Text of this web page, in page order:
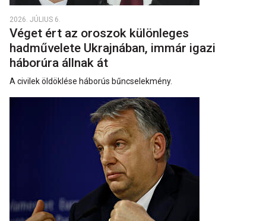
2026. JÚLIUS 6.
Véget ért az oroszok különleges
hadművelete Ukrajnában, immár igazi
háborúra állnak át
A civilek öldöklése háborús bűncselekmény.